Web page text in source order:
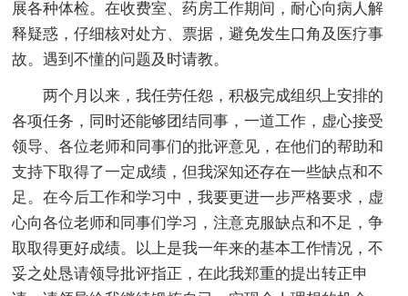
展各种体检。在收费室、药房工作期间，耐心向病人解
释疑惑，仔细核对处方、票据，避免发生口角及医疗事
故。遇到不懂的问题及时请教。
两个月以来，我任劳任怨，积极完成组织上安排的
各项任务，同时还能够团结同事，一道工作，虚心接受
领导、各位老师和同事们的批评意见，在他们的帮助和
支持下取得了一定成绩，但我深知还存在一些缺点和不
足。在今后工作和学习中，我要更进一步严格要求，虚
心向各位老师和同事们学习，注意克服缺点和不足，争
取取得更好成绩。以上是我一年来的基本工作情况，不
妥之处恳请领导批评指正，在此我郑重的提出转正申